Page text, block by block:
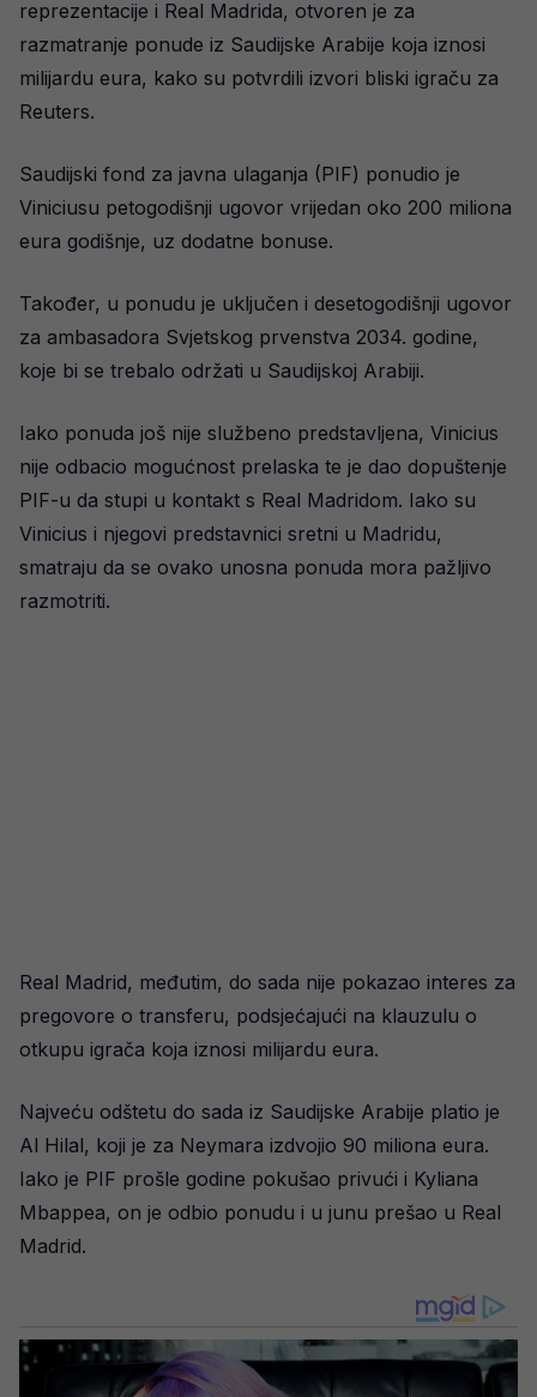
reprezentacije i Real Madrida, otvoren je za
razmatranje ponude iz Saudijske Arabije koja iznosi
milijardu eura, kako su potvrdili izvori bliski igraču za
Reuters.
Saudijski fond za javna ulaganja (PIF) ponudio je
Viniciusu petogodišnji ugovor vrijedan oko 200 miliona
eura godišnje, uz dodatne bonuse.
Također, u ponudu je uključen i desetogodišnji ugovor
za ambasadora Svjetskog prvenstva 2034. godine,
koje bi se trebalo održati u Saudijskoj Arabiji.
Iako ponuda još nije službeno predstavljena, Vinicius
nije odbacio mogućnost prelaska te je dao dopuštenje
PIF-u da stupi u kontakt s Real Madridom. Iako su
Vinicius i njegovi predstavnici sretni u Madridu,
smatraju da se ovako unosna ponuda mora pažljivo
razmotriti.
Real Madrid, međutim, do sada nije pokazao interes za
pregovore o transferu, podsjećajući na klauzulu o
otkupu igrača koja iznosi milijardu eura.
Najveću odštetu do sada iz Saudijske Arabije platio je
Al Hilal, koji je za Neymara izdvojio 90 miliona eura.
Iako je PIF prošle godine pokušao privući i Kyliana
Mbappea, on je odbio ponudu i u junu prešao u Real
Madrid.